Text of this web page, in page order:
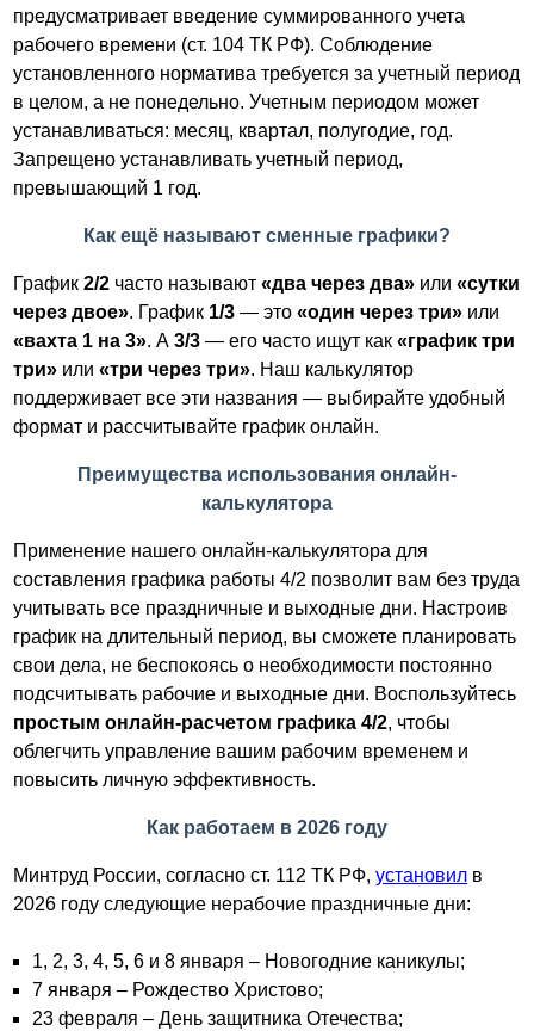
предусматривает введение суммированного учета
рабочего времени (ст. 104 ТК РФ). Соблюдение
установленного норматива требуется за учетный период
в целом, а не понедельно. Учетным периодом может
устанавливаться: месяц, квартал, полугодие, год.
Запрещено устанавливать учетный период,
превышающий 1 год.
Как ещё называют сменные графики?
График2/2 часто называют«два через два» или«сутки
через двое». График 1/3 — это«один через три» или
«вахта 1 на 3». А3/3 — его часто ищут как«график три
три» или«три через три». Наш калькулятор
поддерживает все эти названия — выбирайте удобный
формат и рассчитывайте график онлайн.
Преимущества использования онлайн-
калькулятора
Применение нашего онлайн-калькулятора для
составления графика работы 4/2 позволит вам без труда
учитывать все праздничные и выходные дни. Настроив
график на длительный период, вы сможете планировать
свои дела, не беспокоясь о необходимости постоянно
подсчитывать рабочие и выходные дни. Воспользуйтесь
простым онлайн-расчетом графика 4/2, чтобы
облегчить управление вашим рабочим временем и
повысить личную эффективность.
Как работаем в 2026 году
Минтруд России, согласно ст. 112 ТК РФ,установил в
2026 году следующие нерабочие праздничные дни:
1, 2, 3, 4, 5, 6 и 8 января – Новогодние каникулы;
7 января – Рождество Христово;
23 февраля – День защитника Отечества;